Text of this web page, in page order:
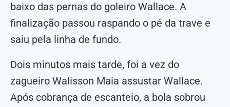
baixo das pernas do goleiro Wallace. A
finalização passou raspando o pé da trave e
saiu pela linha de fundo.
Dois minutos mais tarde, foi a vez do
zagueiro Walisson Maia assustar Wallace.
Após cobrança de escanteio, a bola sobrou